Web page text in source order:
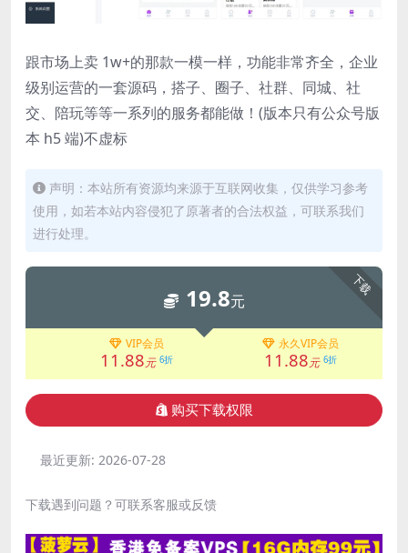
跟市场上卖 1w+的那款一模一样，功能非常齐全，企业
级别运营的一套源码，搭子、圈子、社群、同城、社
交、陪玩等等一系列的服务都能做！(版本只有公众号版
本 h5 端)不虚标
声明：本站所有资源均来源于互联网收集，仅供学习参考
使用，如若本站内容侵犯了原著者的合法权益，可联系我们
进行处理。
下载
19.8元
VIP会员
11.88元 6折
永久VIP会员
11.88元 6折
购买下载权限
最近更新: 2026-07-28
下载遇到问题？可联系客服或反馈